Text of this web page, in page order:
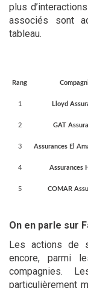
plus
associés sont
tableau.
Rang
1 Lloyd
2 GAT
3 Assurances El
4 Assurances
5 COMAR
On en parle sur
Les actions de
encore, parmi
compagnies.
particulièrement